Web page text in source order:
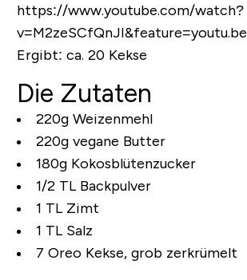
https://www.youtube.com/watch?
v=M2zeSCfQnJI&feature=youtu.be
Ergibt: ca. 20 Kekse
Die Zutaten
220g Weizenmehl
220g vegane Butter
180g Kokosblütenzucker
1/2 TL Backpulver
1 TL Zimt
1 TL Salz
7 Oreo Kekse, grob zerkrümelt